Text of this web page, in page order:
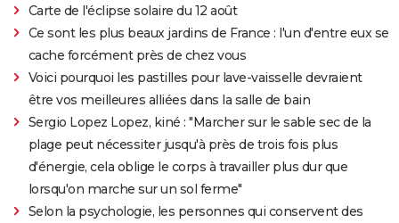
Carte de l'éclipse solaire du 12 août
Ce sont les plus beaux jardins de France : l'un d'entre eux se
cache forcément près de chez vous
Voici pourquoi les pastilles pour lave-vaisselle devraient
être vos meilleures alliées dans la salle de bain
Sergio Lopez Lopez, kiné : "Marcher sur le sable sec de la
plage peut nécessiter jusqu'à près de trois fois plus
d'énergie, cela oblige le corps à travailler plus dur que
lorsqu'on marche sur un sol ferme"
Selon la psychologie, les personnes qui conservent des